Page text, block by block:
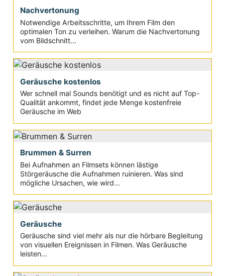
Nachvertonung
Notwendige Arbeitsschritte, um Ihrem Film den
optimalen Ton zu verleihen. Warum die Nachvertonung
vom Bildschnitt...
Geräusche kostenlos
Wer schnell mal Sounds benötigt und es nicht auf Top-
Qualität ankommt, findet jede Menge kostenfreie
Geräusche im Web
Brummen & Surren
Bei Aufnahmen an Filmsets können lästige
Störgeräusche die Aufnahmen ruinieren. Was sind
mögliche Ursachen, wie wird...
Geräusche
Geräusche sind viel mehr als nur die hörbare Begleitung
von visuellen Ereignissen in Filmen. Was Geräusche
leisten...